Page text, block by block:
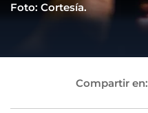
Foto: Cortesía.
Compartir en: